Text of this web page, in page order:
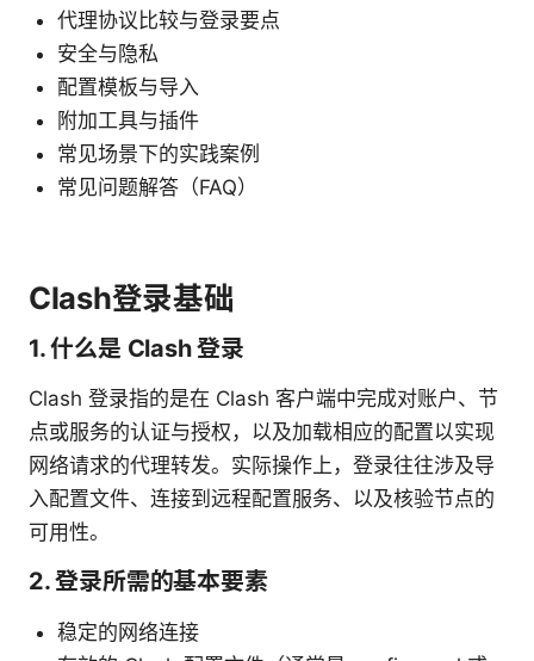
代理协议比较与登录要点
安全与隐私
配置模板与导入
附加工具与插件
常见场景下的实践案例
常见问题解答（FAQ）
Clash登录基础
1. 什么是 Clash 登录
Clash 登录指的是在 Clash 客户端中完成对账户、节
点或服务的认证与授权，以及加载相应的配置以实现
网络请求的代理转发。实际操作上，登录往往涉及导
入配置文件、连接到远程配置服务、以及核验节点的
可用性。
2. 登录所需的基本要素
稳定的网络连接